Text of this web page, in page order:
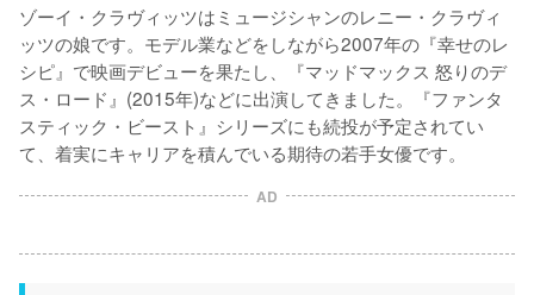
ゾーイ・クラヴィッツはミュージシャンのレニー・クラヴィ
ッツの娘です。モデル業などをしながら2007年の『幸せのレ
シピ』で映画デビューを果たし、『マッドマックス 怒りのデ
ス・ロード』(2015年)などに出演してきました。『ファンタ
スティック・ビースト』シリーズにも続投が予定されてい
て、着実にキャリアを積んでいる期待の若手女優です。
AD